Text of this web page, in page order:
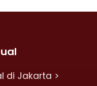
di Jakarta >